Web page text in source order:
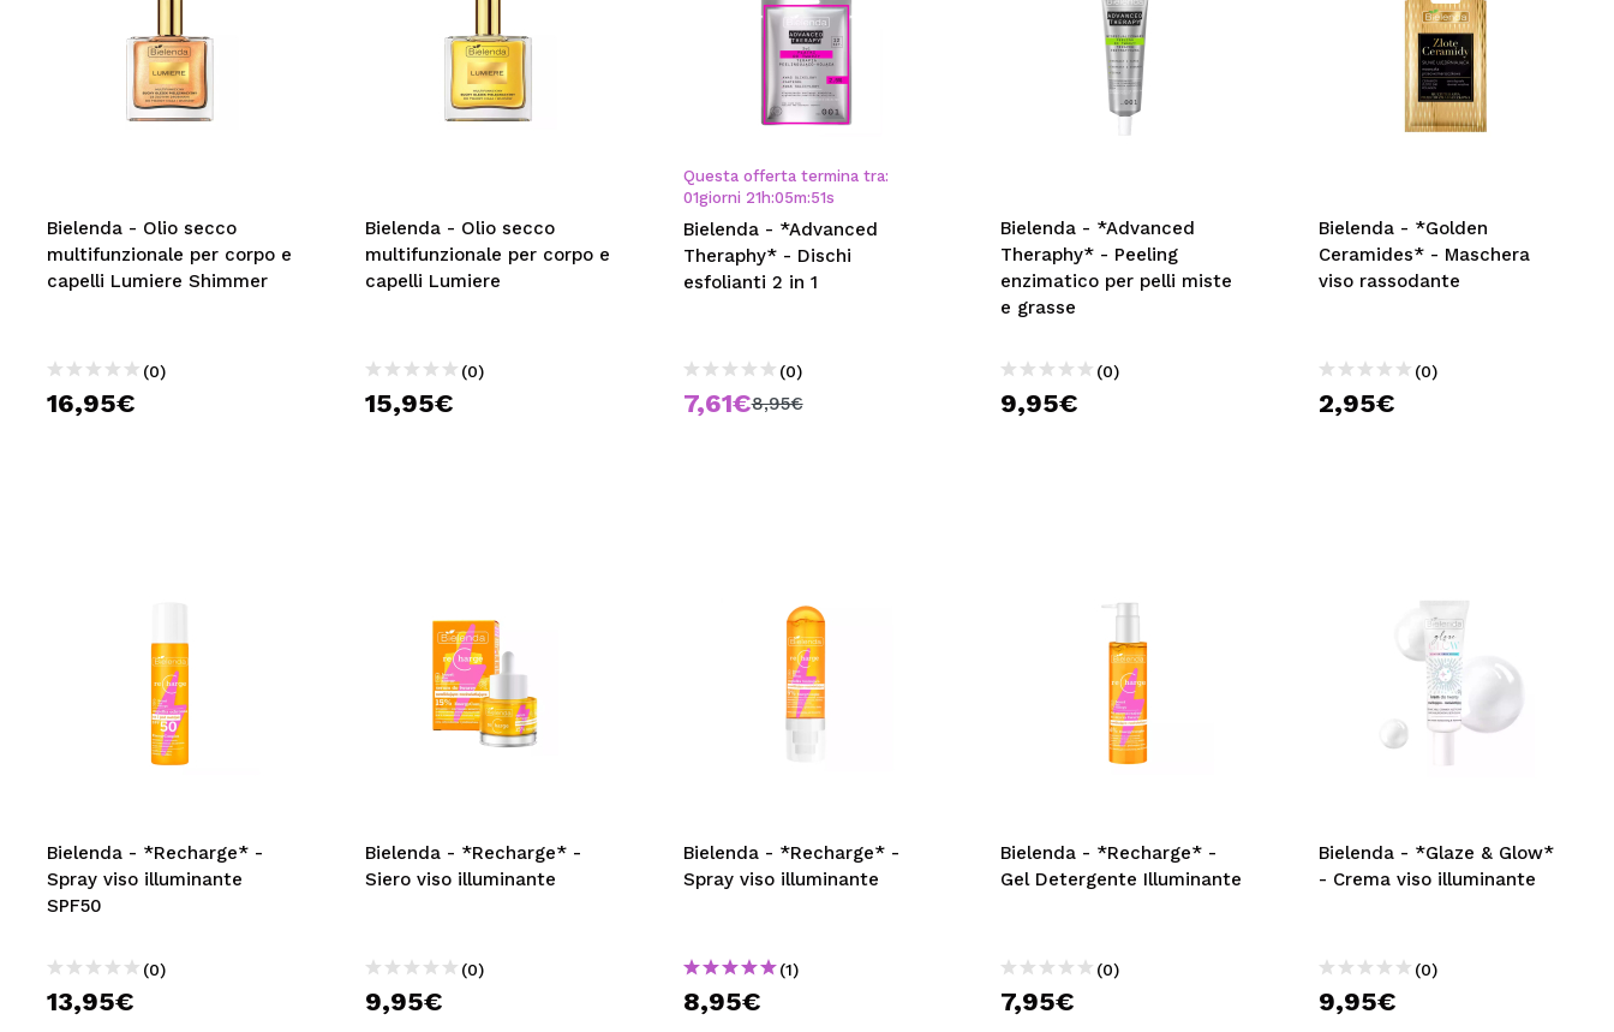
Bielenda - Olio secco
multifunzionale per corpo e
capelli Lumiere Shimmer
(0)
16,95€
Bielenda - Olio secco
multifunzionale per corpo e
capelli Lumiere
(0)
15,95€
Questa offerta termina tra:
01giorni 21 h:05m:50s
Bielenda - *Advanced
Theraphy* - Dischi
esfolianti 2 in 1
(0)
7,61€8,95€
Bielenda - *Advanced
Theraphy* - Peeling
enzimatico per pelli miste
e grasse
(0)
9,95€
Bielenda - *Golden
Ceramides* - Maschera
viso rassodante
(0)
2,95€
Bielenda - *Recharge* -
Spray viso illuminante
SPF50
(0)
13,95€
Bielenda - *Recharge* -
Siero viso illuminante
(0)
9,95€
Bielenda - *Recharge* -
Spray viso illuminante
(1)
8,95€
Bielenda - *Recharge* -
Gel Detergente Illuminante
(0)
7,95€
Bielenda - *Glaze & Glow*
- Crema viso illuminante
(0)
9,95€